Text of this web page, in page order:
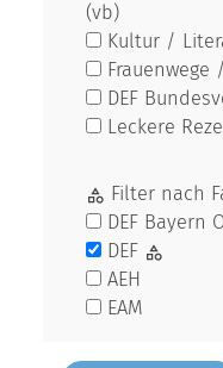
(vb)
Kultur /
DEF
Leckere
Filter nach
DEF Bayern
DEF
AEH
EAM